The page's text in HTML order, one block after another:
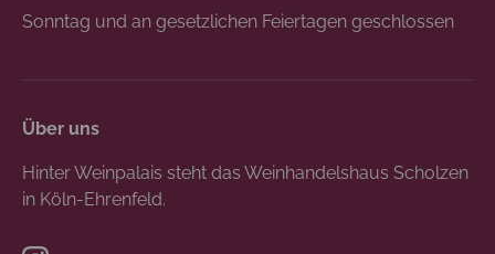
Sonntag und an gesetzlichen Feiertagen geschlossen
Über uns
Hinter Weinpalais steht das Weinhandelshaus Scholzen
in Köln-Ehrenfeld.